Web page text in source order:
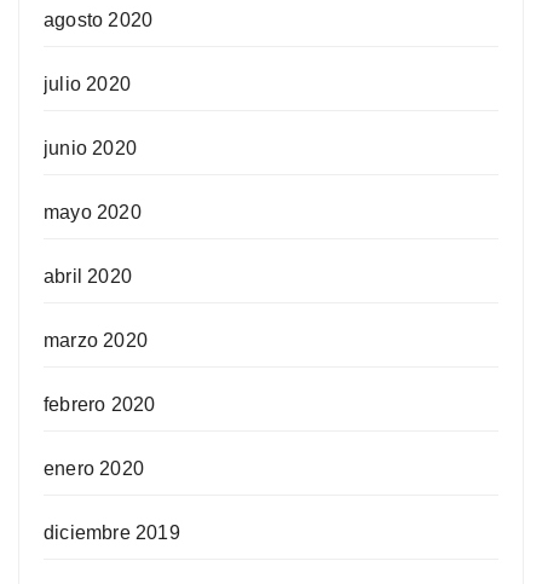
agosto 2020
julio 2020
junio 2020
mayo 2020
abril 2020
marzo 2020
febrero 2020
enero 2020
diciembre 2019